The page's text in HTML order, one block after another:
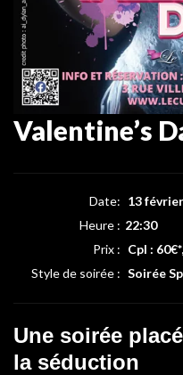
Valentine’s
Date: 13
Heure : 22:30
Prix : Cpl :
Style de soirée : Soirée
Une soirée
la séduction